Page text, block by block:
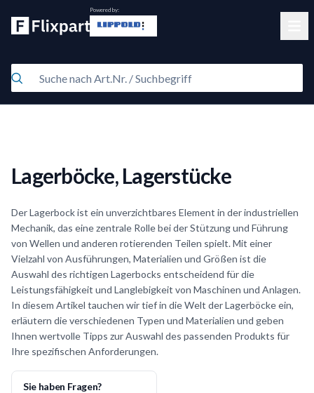
Powered by:
Lagerböcke, Lagerstücke
Der Lagerbock ist ein unverzichtbares Element in der industriellen
Mechanik, das eine zentrale Rolle bei der Stützung und Führung
von Wellen und anderen rotierenden Teilen spielt. Mit einer
Vielzahl von Ausführungen, Materialien und Größen ist die
Auswahl des richtigen Lagerbocks entscheidend für die
Leistungsfähigkeit und Langlebigkeit von Maschinen und Anlagen.
In diesem Artikel tauchen wir tief in die Welt der Lagerböcke ein,
erläutern die verschiedenen Typen und Materialien und geben
Ihnen wertvolle Tipps zur Auswahl des passenden Produkts für
Ihre spezifischen Anforderungen.
Sie haben Fragen?